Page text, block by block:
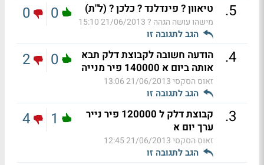
5
. טיאוון ? פינדלנד ? כלכן ? (ל"ת)
מישהו עושה הגהה ?21/06/2013 15:10
הגב לתגובה זו
0
0
4
.
הודעה חשובה לקבוצת דלק תבא
אותה ביום א 140000 פיר מנייה
זאוס הסקסי21/06/2013 13:06
הגב לתגובה זו
0
2
3
.
קבוצת דלק ל 120000 פיר נייר
ערך יום א
זאוס הסקסי21/06/2013 12:45
הגב לתגובה זו
1
4